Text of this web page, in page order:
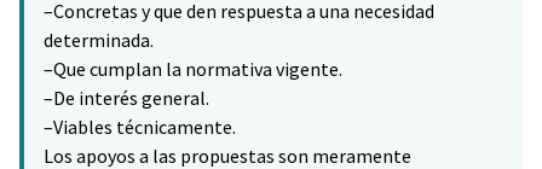
–Concretas y que den respuesta a una necesidad
determinada.
–Que cumplan la normativa vigente.
–De interés general.
–Viables técnicamente.
Los apoyos a las propuestas son meramente